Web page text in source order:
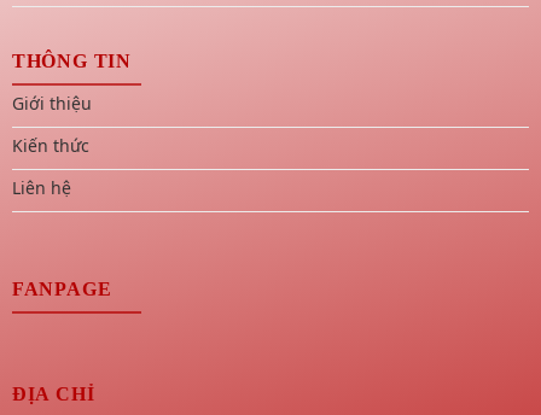
THÔNG TIN
Giới thiệu
Kiến thức
Liên hệ
FANPAGE
ĐỊA CHỈ